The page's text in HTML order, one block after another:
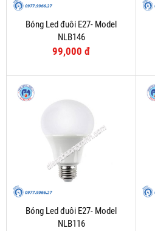
Bóng Led đuôi E27- Model
NLB146
99,000 đ
Bóng Led đuôi E27- Model
NLB116